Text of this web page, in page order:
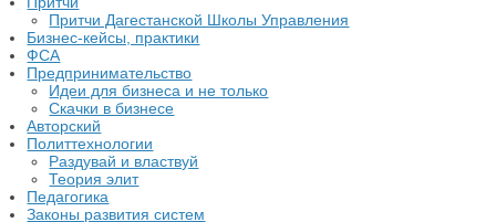
Притчи Дагестанской Школы Управления
Бизнес-кейсы, практики
ФСА
Предпринимательство
Идеи для бизнеса и не только
Скачки в бизнесе
Авторский
Политтехнологии
Раздувай и властвуй
Теория элит
​Педагогика
Законы развития систем